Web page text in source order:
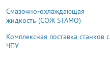
Смазочно-охлаждающая
жидкость (СОЖ STAMO)
Комплексная поставка станков с
ЧПУ